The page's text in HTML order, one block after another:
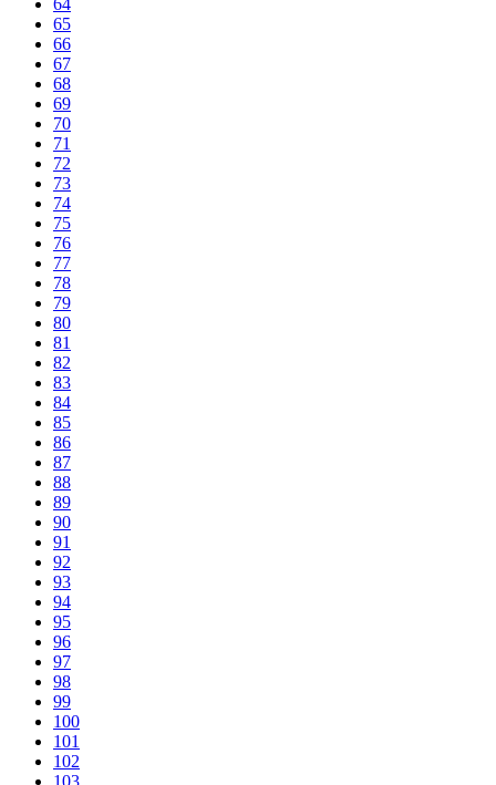
65
66
67
68
69
70
71
72
73
74
75
76
77
78
79
80
81
82
83
84
85
86
87
88
89
90
91
92
93
94
95
96
97
98
99
100
101
102
103